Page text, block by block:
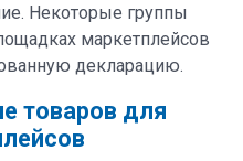
Некоторые группы
маркетплейсов
декларацию.
товаров для